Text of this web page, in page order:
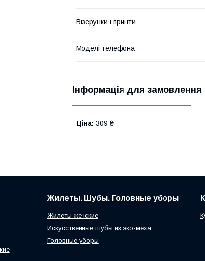
Візерунки і принти
Моделі телефона
Інформація для замовлення
Ціна: 309 ₴
Жилеты. Шубы. Головные уборы
Жилеты женские
Искусственные шубы из эко-меха
Головные уборы